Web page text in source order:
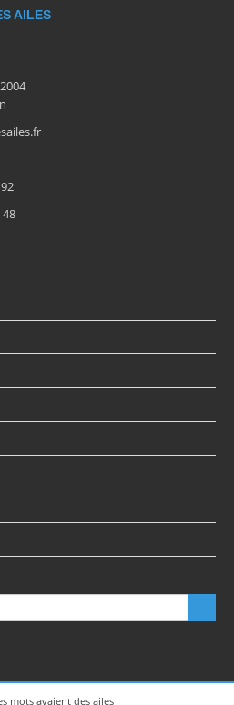
AILES
mots avaient des ailes